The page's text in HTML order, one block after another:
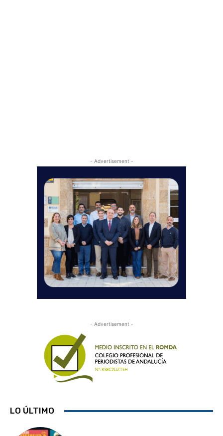
- Advertisement -
- Advertisement -
LO ÚLTIMO